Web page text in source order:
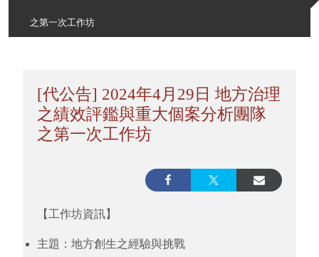
之第一次工作坊
[代公告] 2024年4月29日 地方治理
之績效評鑑與重大個案分析團隊
之第一次工作坊
【工作坊資訊】
主題：地方創生之經驗與挑戰